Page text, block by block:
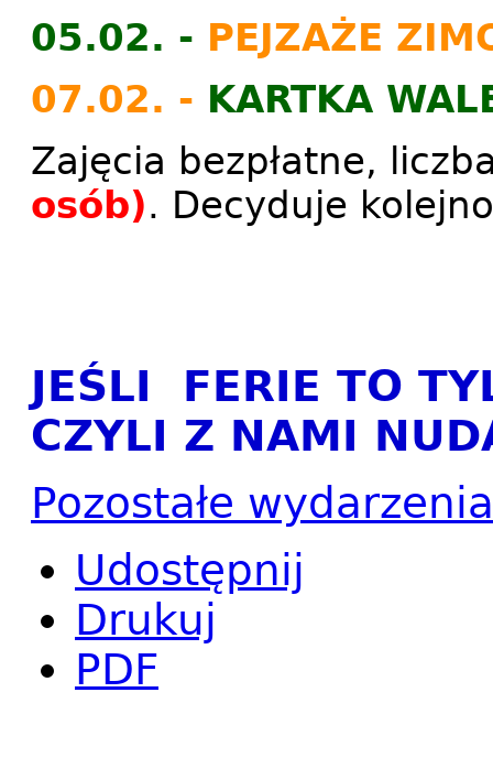
05.02. - PEJZAŻE
07.02. - KARTKA
Zajęcia bezpłatne,
osób). Decyduje
JEŚLI FERIE TO
CZYLI Z NAMI
Pozostałe wydarzenia
Udostępnij
Drukuj
PDF